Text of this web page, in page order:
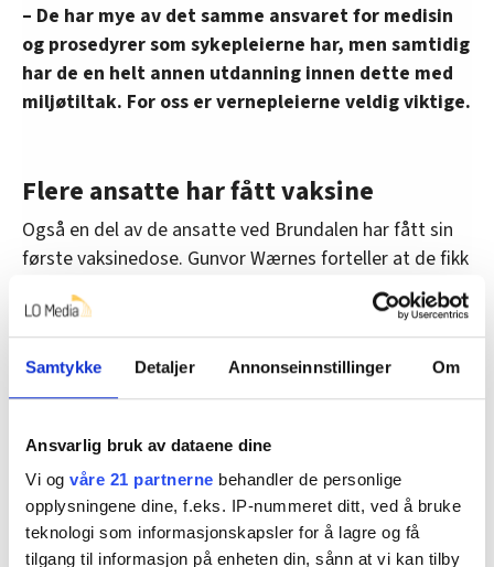
Samtykke Detaljer Annonseinnstillinger Om
Ansvarlig bruk av dataene dine
Vi og våre 21 partnerne behandler de personlige
opplysningene dine, f.eks. IP-nummeret ditt, ved å bruke
teknologi som informasjonskapsler for å lagre og få
tilgang til informasjon på enheten din, sånn at vi kan tilby
– De har mye av det samme ansvaret for medisin
og prosedyrer som sykepleierne har, men samtidig
har de en helt annen utdanning innen dette med
miljøtiltak. For oss er vernepleierne veldig viktige.
Flere ansatte har fått vaksine
Også en del av de ansatte ved Brundalen har fått sin
første vaksinedose. Gunvor Wærnes forteller at de fikk
sju doser ut av flere av vaksineglassene, som i
utgangspunktet skal inneholde fem doser.
Wærnes er en av de ansatte som har fått det
etterlengtede sprøytestikket i armen.
– Hvordan blir det å jobbe framover når du er vaksinert?
– Jeg har ikke vært så redd for å bli syk selv, men jeg
har vært livredd for å smitte kolleger, beboere og
foreldrene mine. Det er jo fortsatt litt usikkert om man